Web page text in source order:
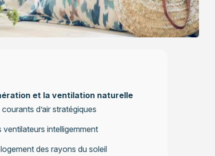
et la ventilation naturelle
d’air stratégiques
ventilateurs intelligemment
des rayons du soleil